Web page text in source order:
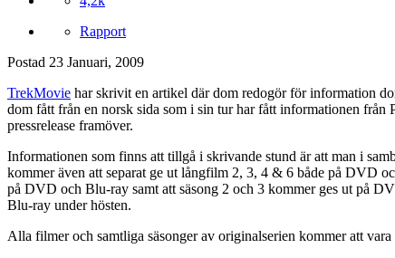
Rapport
Postad 23 Januari, 2009
TrekMovie har skrivit en artikel där dom redogör för information
dom fått från en norsk sida som i sin tur har fått informationen
pressrelease framöver.
Informationen som finns att tillgå i skrivande stund är att man i
kommer även att separat ge ut långfilm 2, 3, 4 & 6 både på DVD
på DVD och Blu-ray samt att säsong 2 och 3 kommer ges ut på
Blu-ray under hösten.
Alla filmer och samtliga säsonger av originalserien kommer att